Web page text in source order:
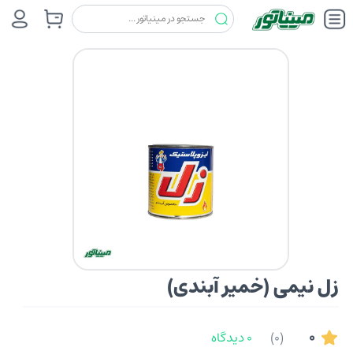
آب بندی و ایزولاسیون زل(ZEL) زل نیمی (خمیر آبندی)
زل نیمی (خمیر آبندی)
0
(0) 0 دیدگاه